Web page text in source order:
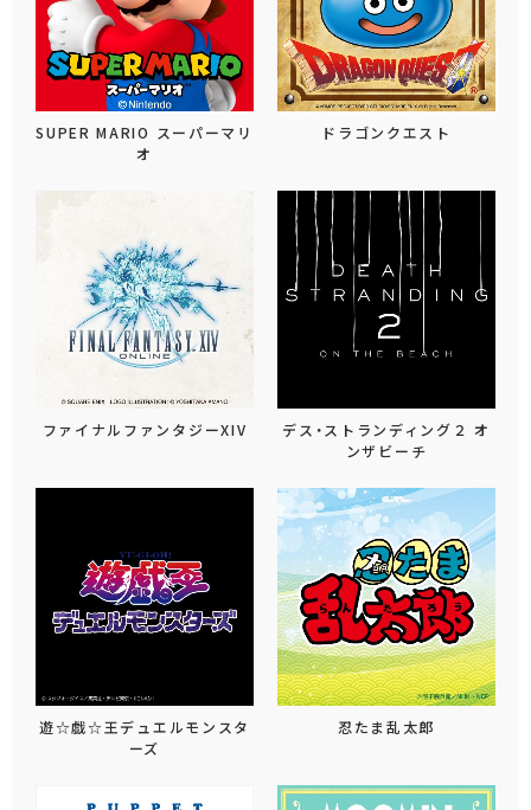
SUPER MARIO スーパーマリ
オ
ドラゴンクエスト
ファイナルファンタジーXIV
デス・ストランディング２ オ
ンザビーチ
遊☆戯☆王デュエルモンスタ
ーズ
忍たま乱太郎